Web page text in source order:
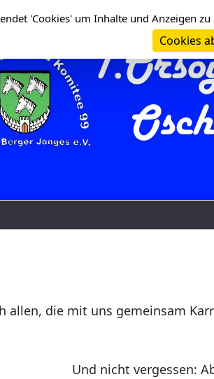
allen, die mit uns gemeinsam
Und nicht vergessen:
'Cookies' um Inhalte und Anzeigen
Cookies